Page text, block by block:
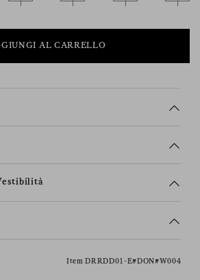
AL CARRELLO
Item DRRDD01-E#DON#W004